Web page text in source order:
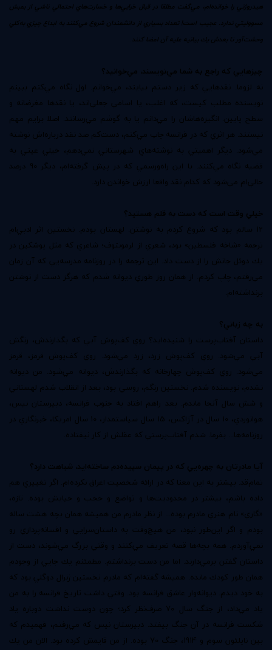
هيدروژني را خوانده‌ام، مي‌گفت مطلقا در قبال خرابي‌ها و خسارت‌هاي احتمالي ناشي از بمبش
مسووليتي ندارد. عجيب است! تعداد بسياري از دانشمندان شروع مي‌كنند به ابداع چيزي به‌كلي
وحشت‌آور تا بعدش يك بيانيه عليه آن امضا كنند
چيزهايي كه راجع به شما مي‌نويسند، مي‌خوانيد؟
نه لزوما. نقدهايي كه زير دستم بيايند، مي‌خوانم. اول نگاه مي‌كنم ببينم
نويسنده مطلب كيست، كه اغلب، يا اسامي جعلي‌اند، يا نقدها مغرضانه و
سطح پايين. انگيزه‌هاشان را مي‌دانم يا به گوشم مي‌رسانند. اصلا برايم مهم
نيستند. هر اثري كه در فرانسه چاپ مي‌كنم، دست‌كم صد نقد درباره‌اش نوشته
مي‌شود. ديگر اهميتي به نوشته‌هاي شهرستاني نمي‌دهم، خيلي عيني به
قضيه نگاه مي‌كنند. با اين راه‌ورسمي كه در پيش گرفته‌ام، ديگر 90 درصد
حالي‌ام مي‌شود كه كدام نقد واقعا ارزش خواندن دارد.
خيلي وقت است كه دست به قلم ‌هستيد؟
12 سالم بود كه شروع كردم به نوشتن. لهستان بودم. نخستين اثر ادبي‌ام
ترجمه «شاخه فلسطين» بود، شعري از لرمونتوف؛ شاعري كه مثل پوشكين در
يك دوئل جانش را از دست داد. اين ترجمه را در روزنامه مدرسه‌يي كه آن زمان
مي‌رفتم، چاپ كردم. از همان روز طوري ديوانه شدم كه هرگز دست از نوشتن
برنداشته‌ام.
به چه زباني؟
داستان آفتاب‌پرست را شنيده‌ايد؟ روي كف‌پوش آبي كه بگذارندش، رنگش
آبي مي‌شود. روي كف‌پوش زرد، زرد مي‌شود. روي كف‌پوش قرمز، قرمز
مي‌شود. روي كف‌پوش چهارخانه كه بگذارندش، ديوانه مي‌شود. من ديوانه
نشدم، نويسنده شدم. نخستين رنگم، روسي بود، بعد از انقلاب شدم لهستاني
و شش سال آنجا ماندم. بعد راهم افتاد به جنوب فرانسه، دبيرستان نيس،
هوانوردي، 10 سال در آژاكس، 15 سال سياستمدار، 10 سال امريكا، خبرنگاري در
روزنامه‌ها... بفرما. شدم آفتاب‌پرستي كه عقلش از كار نيفتاده.
آيا مادرتان به چهره‌يي كه در پيمان سپيده‌دم ساخته‌ايد، شباهت دارد؟
تمام‌قد. بيشتر به اين معنا كه در ارائه شخصيت اغراق نكرده‌ام. اگر تغييري هم
داده باشم، بيشتر در محدوديت‌ها و تواضع و حجب‌ و حيايش بوده. تازه،
«گاري» نام هنري مادرم بوده... از نظر مادرم من هميشه همان بچه هشت ساله‌
بودم و اگر اين‌طور نبود، من هيچ‌وقت به داستان‌سرايي و افسانه‌پردازي رو
نمي‌آوردم. همه بچه‌ها قصه تعريف مي‌كنند و وقتي بزرگ مي‌شوند، دست از
داستان گفتن برمي‌دارند. اما من دست برنداشتم. مطمئنم يك جايي از وجودم
همان طور كودك مانده. هميشه گفته‌ام كه مادرم نخستين ژنرال دوگلي بود كه
به خود ديدم. ديوانه‌وار عاشق فرانسه بود. وقتي داشت تاريخ فرانسه را به من
ياد مي‌داد، از جنگ سال 70 صرف‌نظر كرد؛ چون دوست نداشت دوباره ياد
شكست فرانسه در آن جنگ بيفتد. دبيرستان نيس كه مي‌رفتم، فهميدم كه
بين ناپلئون سوم و 1914، جنگ 70 بوده. از من قايمش كرده بود. الان من يك